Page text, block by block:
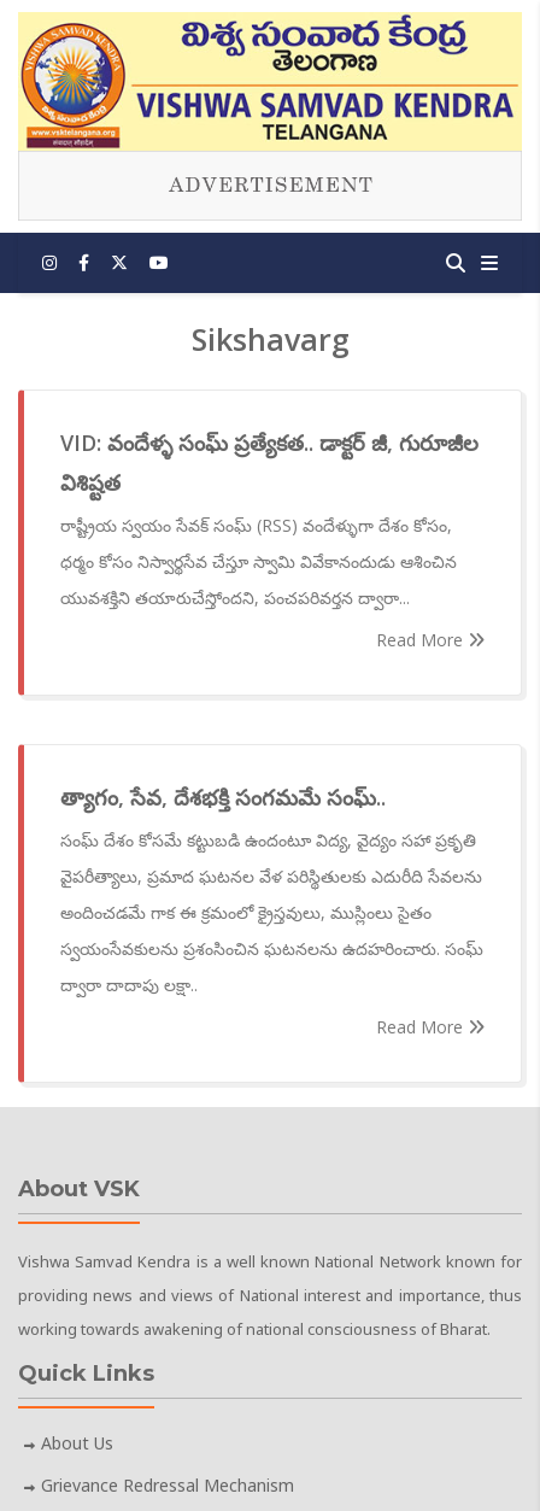
Sikshavarg
VID: వందేళ్ళ సంఘ్ ప్రత్యేకత.. డాక్టర్ జీ, గురూజీల
విశిష్టత
రాష్ట్రీయ స్వయం సేవక్ సంఘ్ (RSS) వందేళ్ళుగా దేశం కోసం,
ధర్మం కోసం నిస్వార్థసేవ చేస్తూ స్వామి వివేకానందుడు ఆశించిన
యువశక్తిని తయారుచేస్తోందని, పంచపరివర్తన ద్వారా...
Read More
త్యాగం, సేవ, దేశభక్తి సంగమమే సంఘ్..
సంఘ్ దేశం కోసమే కట్టుబడి ఉందంటూ విద్య, వైద్యం సహా ప్రకృతి
వైపరీత్యాలు, ప్రమాద ఘటనల వేళ పరిస్థితులకు ఎదురీది సేవలను
అందించడమే గాక ఈ క్రమంలో క్రైస్తవులు, ముస్లింలు సైతం
స్వయంసేవకులను ప్రశంసించిన ఘటనలను ఉదహరించారు. సంఘ్
ద్వారా దాదాపు లక్షా..
Read More
About VSK
Vishwa Samvad Kendra is a well known National Network known for
providing news and views of National interest and importance, thus
working towards awakening of national consciousness of Bharat.
Quick Links
About Us
Grievance Redressal Mechanism